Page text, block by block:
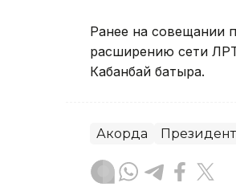
Ранее на совещании
расширению сети
Кабанбай батыра.
Акорда Президент